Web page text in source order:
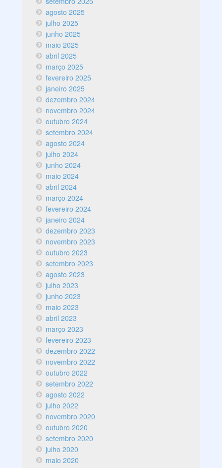
agosto 2025
julho 2025
junho 2025
maio 2025
abril 2025
março 2025
fevereiro 2025
janeiro 2025
dezembro 2024
novembro 2024
outubro 2024
setembro 2024
agosto 2024
julho 2024
junho 2024
maio 2024
abril 2024
março 2024
fevereiro 2024
janeiro 2024
dezembro 2023
novembro 2023
outubro 2023
setembro 2023
agosto 2023
julho 2023
junho 2023
maio 2023
abril 2023
março 2023
fevereiro 2023
dezembro 2022
novembro 2022
outubro 2022
setembro 2022
agosto 2022
julho 2022
novembro 2020
outubro 2020
setembro 2020
julho 2020
maio 2020